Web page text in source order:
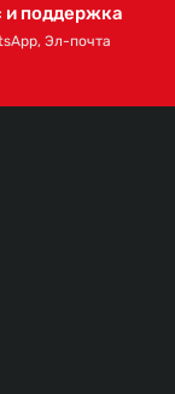
и поддержка
Эл-почта